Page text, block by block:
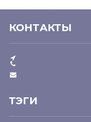
КОНТАКТЫ
ТЭГИ